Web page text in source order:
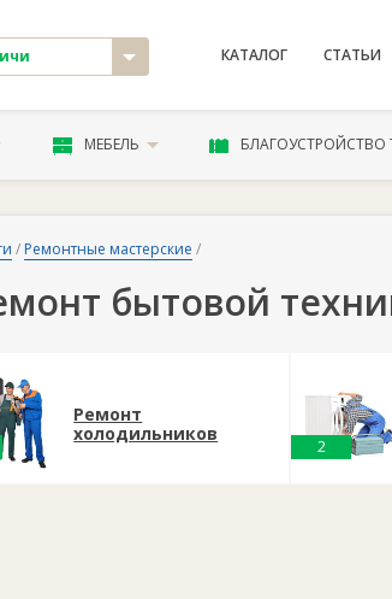
КАТАЛОГ СТАТЬИ
МЕБЕЛЬ БЛАГОУСТРОЙСТВО
/ Ремонтные мастерские /
бытовой
Ремонт
холодильников
2